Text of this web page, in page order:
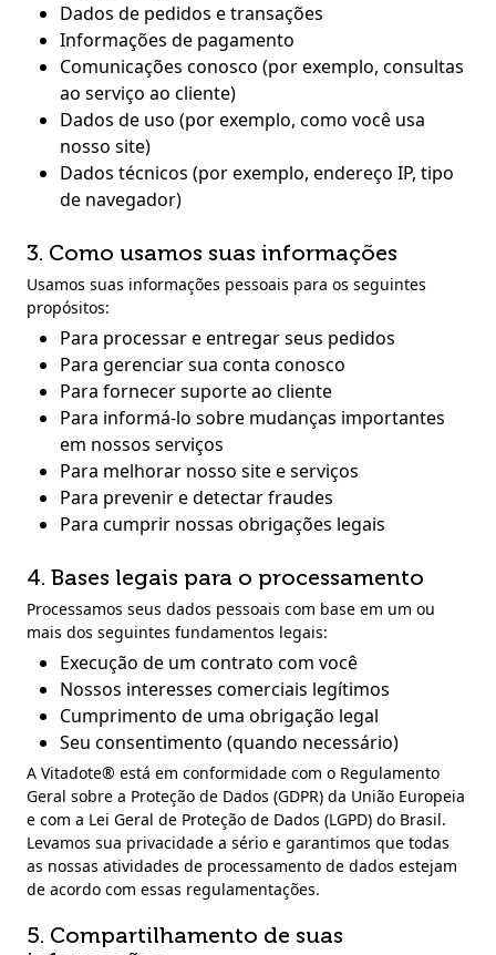
Dados de pedidos e transações
Informações de pagamento
Comunicações conosco (por exemplo, consultas
ao serviço ao cliente)
Dados de uso (por exemplo, como você usa
nosso site)
Dados técnicos (por exemplo, endereço IP, tipo
de navegador)
3. Como usamos suas informações
Usamos suas informações pessoais para os seguintes
propósitos:
Para processar e entregar seus pedidos
Para gerenciar sua conta conosco
Para fornecer suporte ao cliente
Para informá-lo sobre mudanças importantes
em nossos serviços
Para melhorar nosso site e serviços
Para prevenir e detectar fraudes
Para cumprir nossas obrigações legais
4. Bases legais para o processamento
Processamos seus dados pessoais com base em um ou
mais dos seguintes fundamentos legais:
Execução de um contrato com você
Nossos interesses comerciais legítimos
Cumprimento de uma obrigação legal
Seu consentimento (quando necessário)
A Vitadote® está em conformidade com o Regulamento
Geral sobre a Proteção de Dados (GDPR) da União Europeia
e com a Lei Geral de Proteção de Dados (LGPD) do Brasil.
Levamos sua privacidade a sério e garantimos que todas
as nossas atividades de processamento de dados estejam
de acordo com essas regulamentações.
5. Compartilhamento de suas